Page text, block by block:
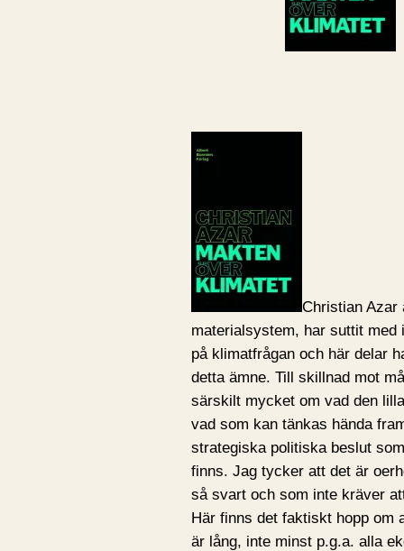
Christian Azar
materialsystem, har suttit
på klimatfrågan och här delar
detta ämne. Till skillnad mot
särskilt mycket om vad den
vad som kan tänkas hända
strategiska politiska beslut
finns. Jag tycker att det är
så svart och som inte kräver
Här finns det faktiskt hopp om
är lång, inte minst p.g.a. alla